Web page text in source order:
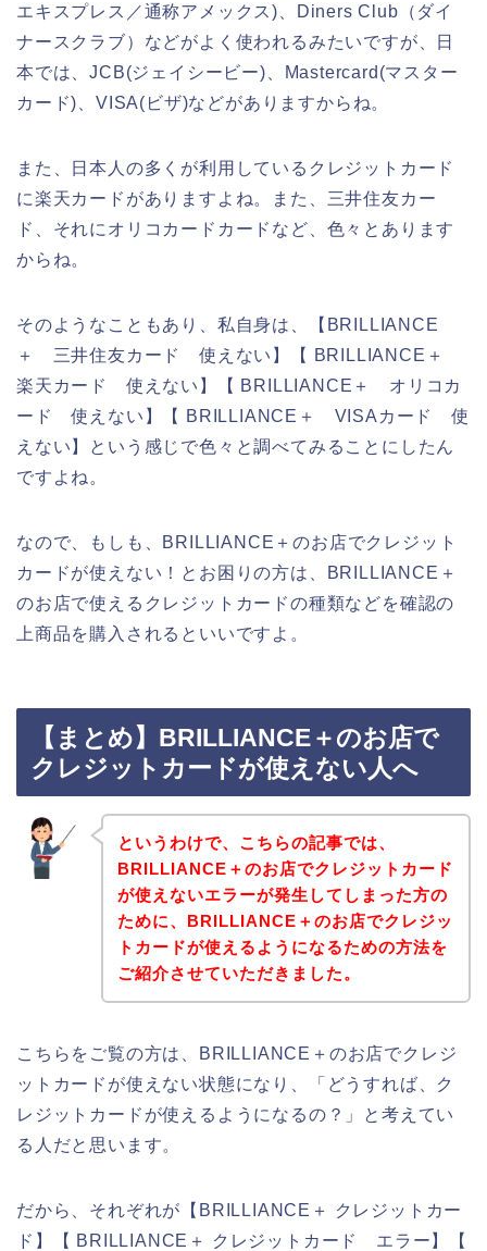
エキスプレス／通称アメックス)、Diners Club（ダイ
ナースクラブ）などがよく使われるみたいですが、日
本では、JCB(ジェイシービー)、Mastercard(マスター
カード)、VISA(ビザ)などがありますからね。
また、日本人の多くが利用しているクレジットカード
に楽天カードがありますよね。また、三井住友カー
ド、それにオリコカードカードなど、色々とあります
からね。
そのようなこともあり、私自身は、【BRILLIANCE
＋ 三井住友カード 使えない】【 BRILLIANCE＋
楽天カード 使えない】【 BRILLIANCE＋ オリコカ
ード 使えない】【 BRILLIANCE＋ VISAカード 使
えない】という感じで色々と調べてみることにしたん
ですよね。
なので、もしも、BRILLIANCE＋のお店でクレジット
カードが使えない！とお困りの方は、BRILLIANCE＋
のお店で使えるクレジットカードの種類などを確認の
上商品を購入されるといいですよ。
【まとめ】BRILLIANCE＋のお店で
クレジットカードが使えない人へ
というわけで、こちらの記事では、
BRILLIANCE＋のお店でクレジットカード
が使えないエラーが発生してしまった方の
ために、BRILLIANCE＋のお店でクレジッ
トカードが使えるようになるための方法を
ご紹介させていただきました。
こちらをご覧の方は、BRILLIANCE＋のお店でクレジ
ットカードが使えない状態になり、「どうすれば、ク
レジットカードが使えるようになるの？」と考えてい
る人だと思います。
だから、それぞれが【BRILLIANCE＋ クレジットカー
ド】【 BRILLIANCE＋ クレジットカード エラー】【